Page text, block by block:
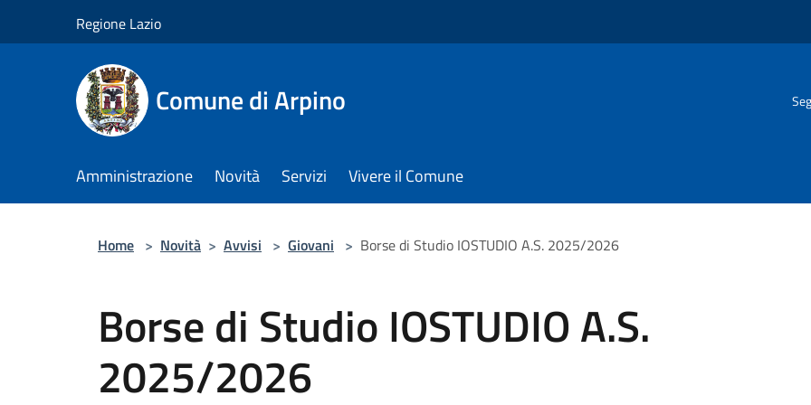
Regione Lazio
Comune di Arpino
Amministrazione Novità Servizi Vivere il Comune
Home > Novità > Avvisi > Giovani > Borse di Studio IOSTUDIO A.S. 2025/2026
Borse di Studio IOSTUDIO A.S.
2025/2026